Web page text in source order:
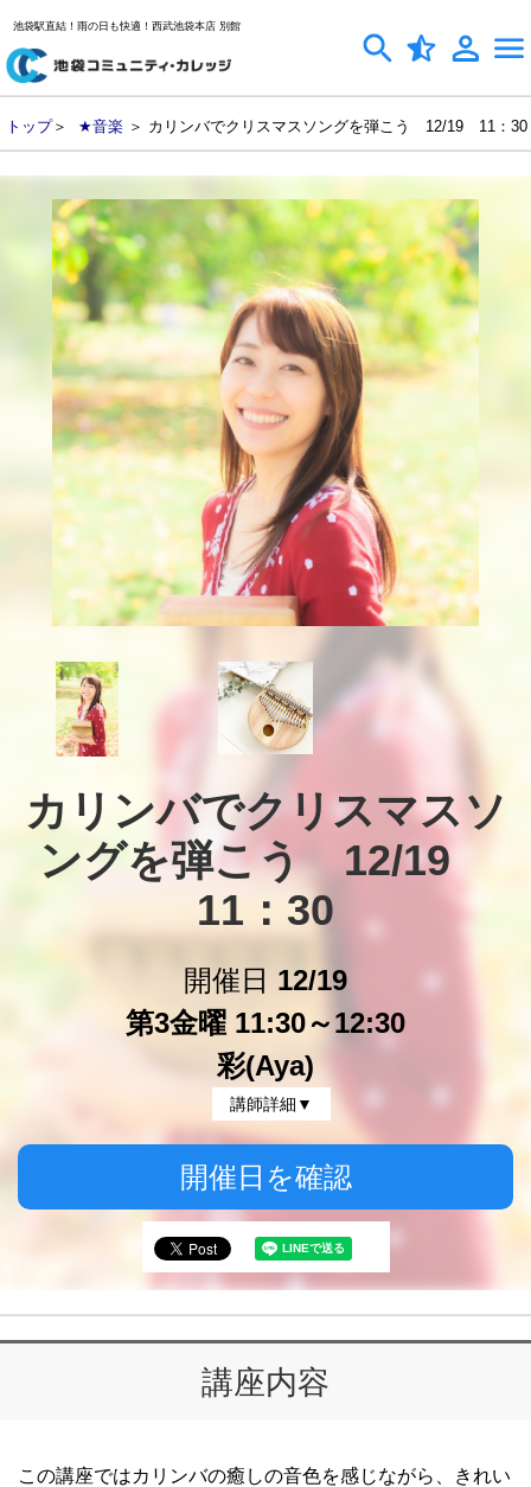
池袋駅直結！雨の日も快適！西武池袋本店 別館
トップ＞ ★音楽 ＞ カリンバでクリスマスソングを弾こう 12/19 11：30
カリンバでクリスマスソ
ングを弾こう　12/19
11：30
開催日 12/19
第3金曜 11:30～12:30
彩(Aya)
講師詳細▼
開催日を確認
講座内容
この講座ではカリンバの癒しの音色を感じながら、きれい